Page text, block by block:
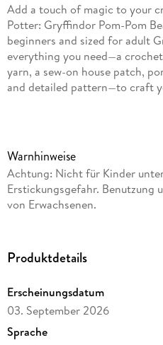
Add a touch of magic to your
Potter: Gryffindor Pom-Pom
beginners and sized for adult
everything you need—a
yarn, a sew-on house patch,
and detailed pattern—to craft
included is an exclusive 32-
Gryffindor facts and behind-
beloved Harry Potterfilm
or first-year crocheter, this
adding magic to anyone’s
red and gold yarn, a sew-on
need to craft your own house-
BONUS MNI BOOK: Discover
moments, and house lore with
Warnhinweise
Achtung: Nicht für Kinder
Erstickungsgefahr.
von Erwachsenen.
Produktdetails
Erscheinungsdatum
03. September 2026
Sprache